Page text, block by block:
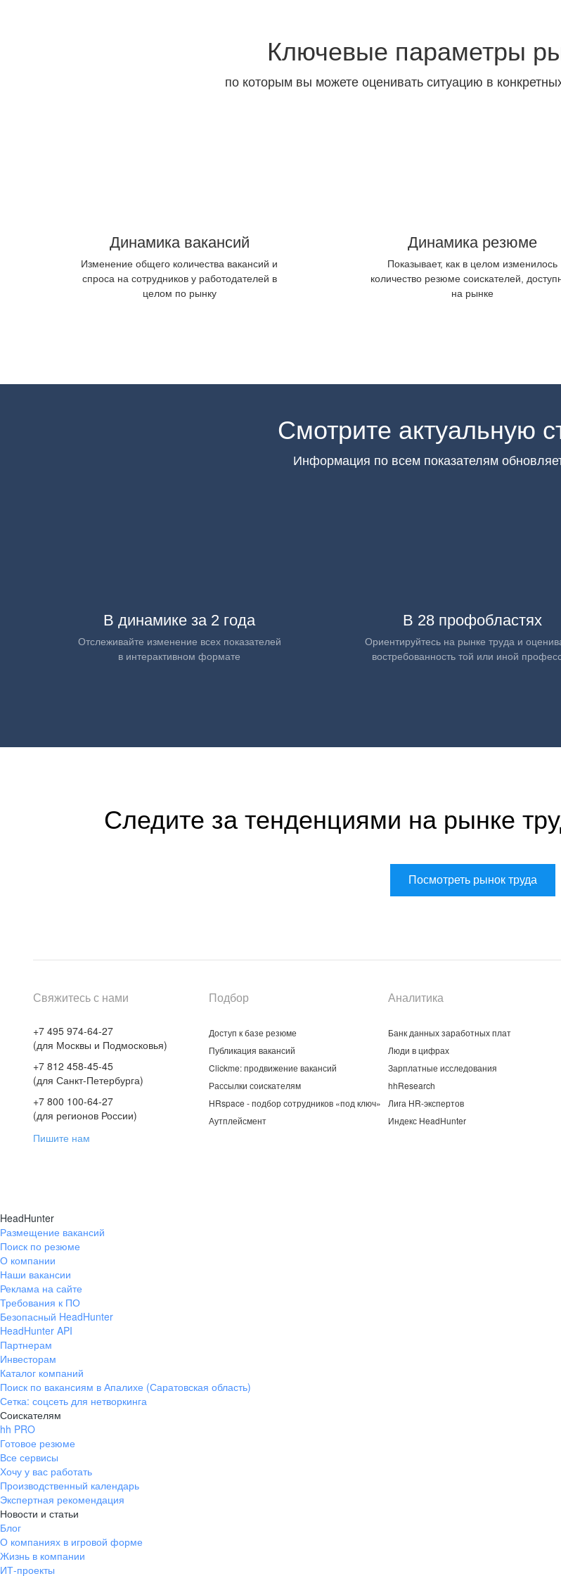
Ключевые параметры
по которым вы можете оценивать ситуацию в
Динамика вакансий
Изменение общего количества вакансий и
спроса на сотрудников у работодателей в
целом по рынку
Динамика резюме
Показывает, как в целом изменилось
количество резюме соискателей,
на рынке
Смотрите актуальную
Информация по всем показателям
В динамике за 2 года
Отслеживайте изменение всех показателей
в интерактивном формате
В 28 профобластях
Ориентируйтесь на рынке труда и
востребованность той или иной
Следите за тенденциями на рынке
Посмотреть рынок труда
Свяжитесь с нами
+7 495 974-64-27
(для Москвы и Подмосковья)
+7 812 458-45-45
(для Санкт-Петербурга)
+7 800 100-64-27
(для регионов России)
Пишите нам
Подбор
Доступ к базе резюме
Публикация вакансий
Clickme: продвижение вакансий
Рассылки соискателям
HRspace - подбор сотрудников «под ключ»
Аутплейсмент
Аналитика
Банк данных заработных плат
Люди в цифрах
Зарплатные исследования
hhResearch
Лига HR-экспертов
Индекс HeadHunter
HeadHunter
Размещение вакансий
Поиск по резюме
О компании
Наши вакансии
Реклама на сайте
Требования к ПО
Безопасный HeadHunter
HeadHunter API
Партнерам
Инвесторам
Каталог компаний
Поиск по вакансиям в Апалихе (Саратовская область)
Сетка: соцсеть для нетворкинга
Соискателям
hh PRO
Готовое резюме
Все сервисы
Хочу у вас работать
Производственный календарь
Экспертная рекомендация
Новости и статьи
Блог
О компаниях в игровой форме
Жизнь в компании
ИТ-проекты